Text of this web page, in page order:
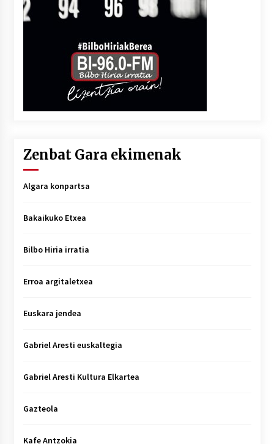
Zenbat Gara ekimenak
Algara konpartsa
Bakaikuko Etxea
Bilbo Hiria irratia
Erroa argitaletxea
Euskara jendea
Gabriel Aresti euskaltegia
Gabriel Aresti Kultura Elkartea
Gazteola
Kafe Antzokia